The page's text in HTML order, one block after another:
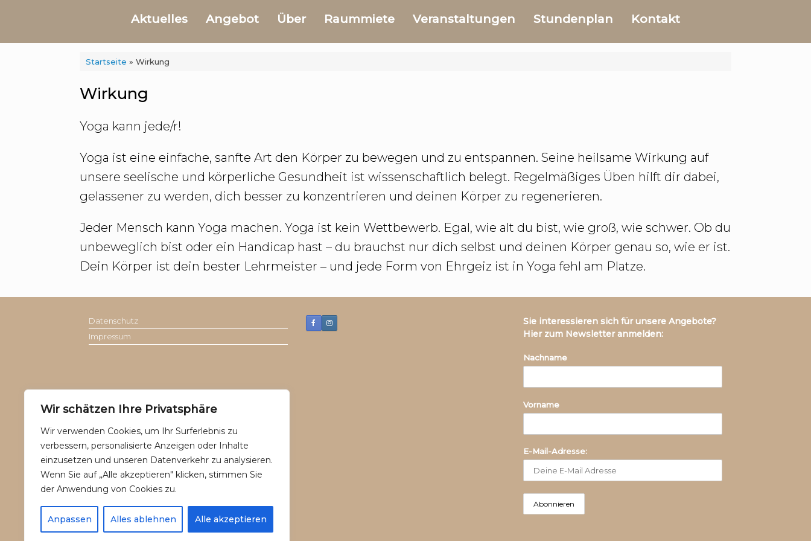
Wir schätzen Ihre Privatsphäre
Wir verwenden Cookies, um Ihr Surferlebnis zu
verbessern, personalisierte Anzeigen oder Inhalte
einzusetzen und unseren Datenverkehr zu analysieren.
Wenn Sie auf „Alle akzeptieren" klicken, stimmen Sie
der Anwendung von Cookies zu.
Anpassen Alles ablehnen Alle akzeptieren
Aktuelles Angebot Über Raummiete Veranstaltungen Stundenplan Kontakt
Startseite » Wirkung
Wirkung
Yoga kann jede/r!
Yoga ist eine einfache, sanfte Art den Körper zu bewegen und zu entspannen. Seine heilsame Wirkung auf
unsere seelische und körperliche Gesundheit ist wissenschaftlich belegt. Regelmäßiges Üben hilft dir dabei,
gelassener zu werden, dich besser zu konzentrieren und deinen Körper zu regenerieren.
Jeder Mensch kann Yoga machen. Yoga ist kein Wettbewerb. Egal, wie alt du bist, wie groß, wie schwer. Ob du
unbeweglich bist oder ein Handicap hast – du brauchst nur dich selbst und deinen Körper genau so, wie er ist.
Dein Körper ist dein bester Lehrmeister – und jede Form von Ehrgeiz ist in Yoga fehl am Platze.
Datenschutz
Impressum
Sie interessieren sich für unsere Angebote?
Hier zum Newsletter anmelden:
Nachname
Vorname
E-Mail-Adresse: